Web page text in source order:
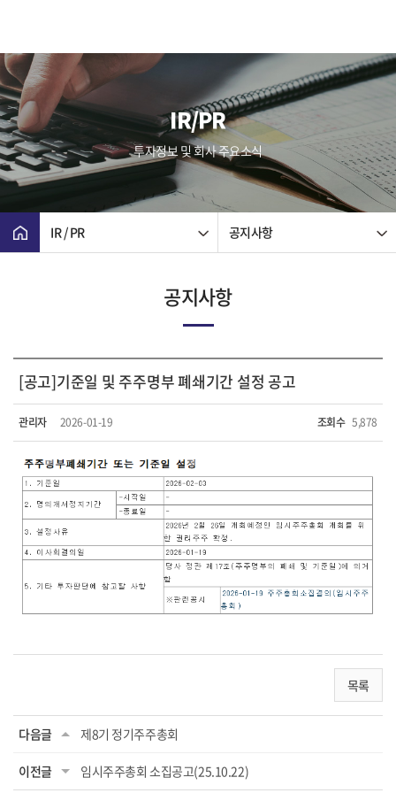
IR/PR
투자정보 및 회사 주요소식
IR / PR 공지사항
공지사항
[공고]기준일 및 주주명부 폐쇄기간 설정 공고
관리자 2026-01-19 조회수 5,878
목록
다음글 제8기 정기주주총회
이전글 임시주주총회 소집공고(25.10.22)